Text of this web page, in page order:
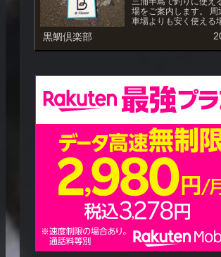
場をご案内します。 周
車場よりも安く使える
く、また駐車場への出
黒鯛倶楽部